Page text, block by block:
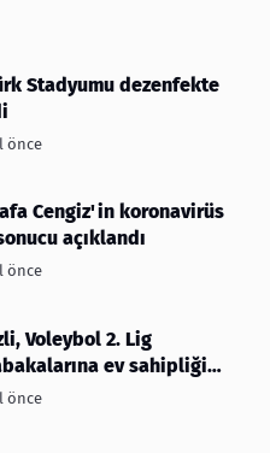
Stadyumu dezenfekte
önce
Cengiz'in koronavirüs
açıklandı
önce
Voleybol 2. Lig
ev sahipliği
önce